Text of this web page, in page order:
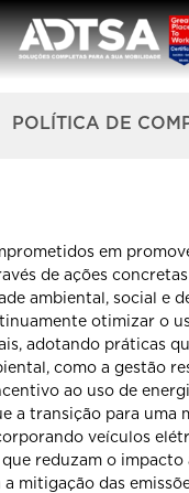
POLÍTICA DE
ADTSA
em
de ações
ambiental, social e
otimizar o
adotando práticas
como a gestão
ao uso de
a transição para uma
veículos
reduzam o impacto
a mitigação das